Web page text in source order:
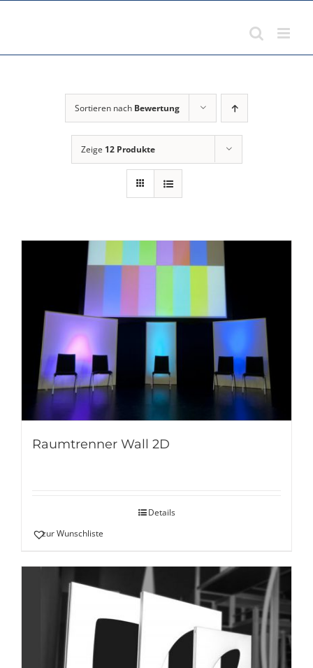
Sortieren nach Bewertung
Zeige 12 Produkte
Raumtrenner Wall 2D
Details
zur Wunschliste